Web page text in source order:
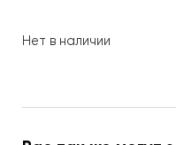
Нет в наличии